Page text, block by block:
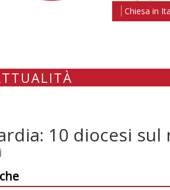
Chiesa in
10 diocesi